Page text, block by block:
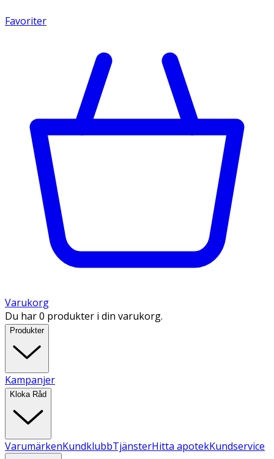
Favoriter
Varukorg
Du har 0 produkter i din varukorg.
Produkter
Kampanjer
Kloka Råd
VarumärkenKundklubbTjänsterHitta apotekKundservice